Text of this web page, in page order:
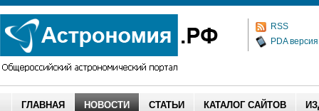
RSS
PDA версия
ГЛАВНАЯ НОВОСТИ СТАТЬИ КАТАЛОГ САЙТОВ